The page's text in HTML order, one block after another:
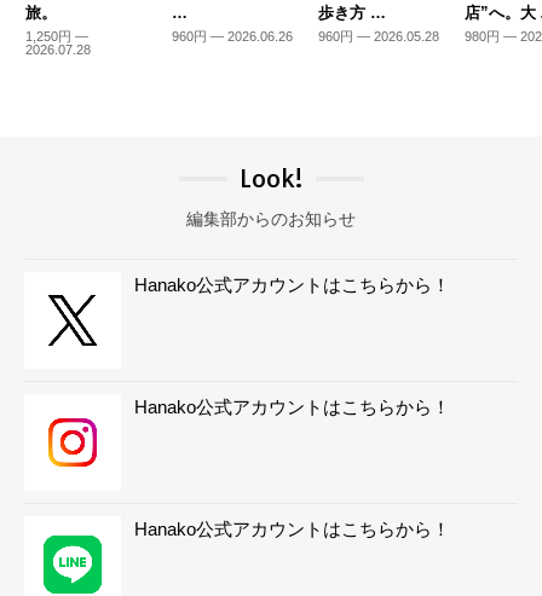
旅。
1,250円 —
2026.07.28
…
960円 — 2026.06.26
歩き方 …
960円 — 2026.05.28
店”へ。
980円 —
Look!
編集部からのお知らせ
Hanako公式アカウントはこちらから！
Hanako公式アカウントはこちらから！
Hanako公式アカウントはこちらから！